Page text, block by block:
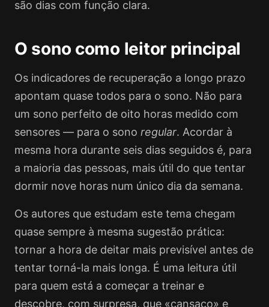
são dias com função clara.
O sono como leitor principal
Os indicadores de recuperação a longo prazo
apontam quase todos para o sono. Não para
um sono perfeito de oito horas medido com
sensores — para o sono regular. Acordar à
mesma hora durante seis dias seguidos é, para
a maioria das pessoas, mais útil do que tentar
dormir nove horas num único dia da semana.
Os autores que estudam este tema chegam
quase sempre à mesma sugestão prática:
tornar a hora de deitar mais previsível antes de
tentar torná-la mais longa. É uma leitura útil
para quem está a começar a treinar e
descobre, com surpresa, que «cansaço» e